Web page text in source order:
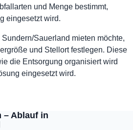
und Menge bestimmt,
eingesetzt wird.
Sauerland mieten möchte,
und Stellort festlegen. Diese
die Entsorgung organisiert wird
eingesetzt wird.
– Ablauf in